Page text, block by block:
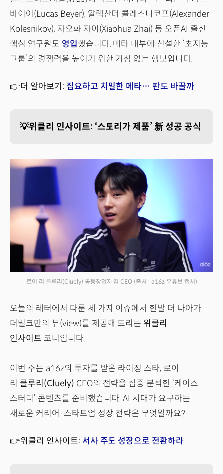
바이어(Lucas Beyer), 알렉산더 콜레스니코프(Alexander
Kolesnikov), 자오화 자이(Xiaohua Zhai) 등 오픈AI 출신
핵심 연구원도 영입했습니다. 메타 내부에 신설한 ‘초지능
그룹’의 경쟁력을 높이기 위한 거침 없는 행보입니다.
👉더 알아보기: 집요하고 치밀한 메타… 판도 바꿀까
💡위클리 인사이트: ‘스토리가 제품’ 新 성공 공식
로이 리 클루리(Cluely) 공동창업자 겸 CEO (출처 : a16z 유튜브 캡처)
오늘의 레터에서 다룬 세 가지 이슈에서 한발 더 나아가
더밀크만의 뷰(view)를 제공해 드리는 위클리
인사이트 코너입니다.
이번 주는 a16z의 투자를 받은 라이징 스타, 로이
리 클루리(Cluely) CEO의 전략을 집중 분석한 ‘케이스
스터디’ 콘텐츠를 준비했습니다. AI 시대가 요구하는
새로운 커리어·스타트업 성장 전략은 무엇일까요?
👉위클리 인사이트: 서사 주도 성장으로 전환하라